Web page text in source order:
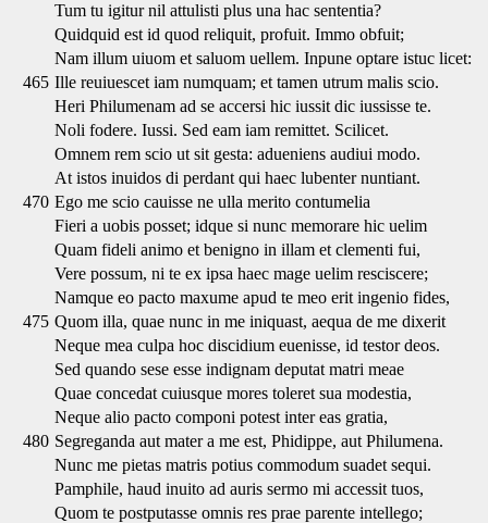
Tum tu igitur nil attulisti plus una hac sententia?
Quidquid est id quod reliquit, profuit. Immo obfuit;
Nam illum uiuom et saluom uellem. Inpune optare istuc licet:
465 Ille reuiuescet iam numquam; et tamen utrum malis scio.
Heri Philumenam ad se accersi hic iussit dic iussisse te.
Noli fodere. Iussi. Sed eam iam remittet. Scilicet.
Omnem rem scio ut sit gesta: adueniens audiui modo.
At istos inuidos di perdant qui haec lubenter nuntiant.
470 Ego me scio cauisse ne ulla merito contumelia
Fieri a uobis posset; idque si nunc memorare hic uelim
Quam fideli animo et benigno in illam et clementi fui,
Vere possum, ni te ex ipsa haec mage uelim resciscere;
Namque eo pacto maxume apud te meo erit ingenio fides,
475 Quom illa, quae nunc in me iniquast, aequa de me dixerit
Neque mea culpa hoc discidium euenisse, id testor deos.
Sed quando sese esse indignam deputat matri meae
Quae concedat cuiusque mores toleret sua modestia,
Neque alio pacto componi potest inter eas gratia,
480 Segreganda aut mater a me est, Phidippe, aut Philumena.
Nunc me pietas matris potius commodum suadet sequi.
Pamphile, haud inuito ad auris sermo mi accessit tuos,
Quom te postputasse omnis res prae parente intellego;